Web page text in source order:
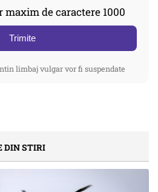
maxim de caractere 1000
Trimite
limbaj vulgar vor fi suspendate
DIN STIRI